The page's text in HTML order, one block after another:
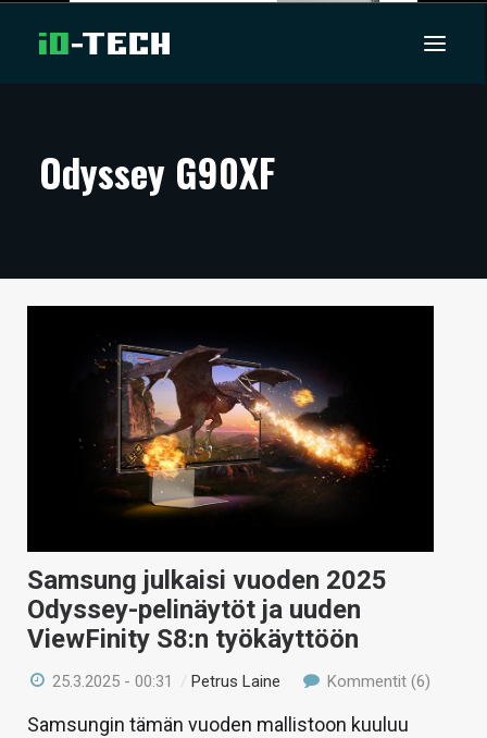
ARTIKKELIT
TECHBBS
VAIHDA TEEMA
HAKU
Odyssey G90XF
Samsung julkaisi vuoden 2025
Odyssey-pelinäytöt ja uuden
ViewFinity S8:n työkäyttöön
25.3.2025 - 00:31 / Petrus Laine Kommentit (6)
Samsungin tämän vuoden mallistoon kuuluu